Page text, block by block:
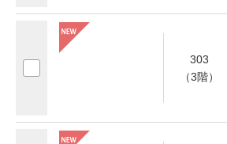
303
（3階）